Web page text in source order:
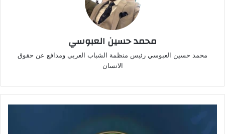
محمد حسين العبوسي
محمد حسين العبوسي رئيس منظمة الشباب العربي ومدافع عن حقوق
الانسان